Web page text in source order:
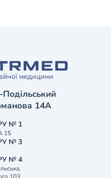
14А
№ 1
15
№ 3
№ 4